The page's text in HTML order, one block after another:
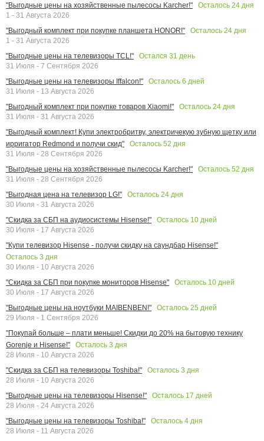
"Выгодные цены на хозяйственные пылесосы Karcher!"
Осталось 24 дня
1 - 31 Августа 2026
"Выгодный комплект при покупке планшета HONOR!"
Осталось 24 дня
1 - 31 Августа 2026
"Выгодные цены на телевизоры TCL!"
Остался 31 день
31 Июля - 7 Сентября 2026
"Выгодные цены на телевизоры Iffalcon!"
Осталось 6 дней
31 Июля - 13 Августа 2026
"Выгодный комплект при покупке товаров Xiaomi!"
Осталось 24 дня
31 Июля - 31 Августа 2026
"Выгодный комплект! Купи электробритву, электричекую зубную щетку или
ирригатор Redmond и получи скид"
Осталось 52 дня
31 Июля - 28 Сентября 2026
"Выгодные цены на хозяйственные пылесосы Karcher!"
Осталось 52 дня
31 Июля - 28 Сентября 2026
"Выгодная цена на телевизор LG!"
Осталось 24 дня
30 Июля - 31 Августа 2026
"Скидка за СБП на аудиосистемы Hisense!"
Осталось 10 дней
30 Июля - 17 Августа 2026
"Купи телевизор Hisense - получи скидку на саундбар Hisense!"
Осталось 3 дня
30 Июля - 10 Августа 2026
"Скидка за СБП при покупке мониторов Hisense"
Осталось 10 дней
30 Июля - 17 Августа 2026
"Выгодные цены на ноутбуки MAIBENBEN!"
Осталось 25 дней
29 Июля - 1 Сентября 2026
"Покупай больше – плати меньше! Скидки до 20% на бытовую технику
Gorenje и Hisense!"
Осталось 3 дня
28 Июля - 10 Августа 2026
"Скидка за СБП на телевизоры Toshiba!"
Осталось 3 дня
28 Июля - 10 Августа 2026
"Выгодные цены на телевизоры Hisense!"
Осталось 17 дней
28 Июля - 24 Августа 2026
"Выгодные цены на телевизоры Toshiba!"
Осталось 4 дня
28 Июля - 11 Августа 2026